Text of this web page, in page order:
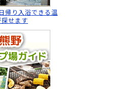
帰り入浴できる温
探せます